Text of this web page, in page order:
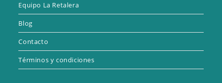
Equipo La Retalera
Blog
Contacto
Términos y condiciones